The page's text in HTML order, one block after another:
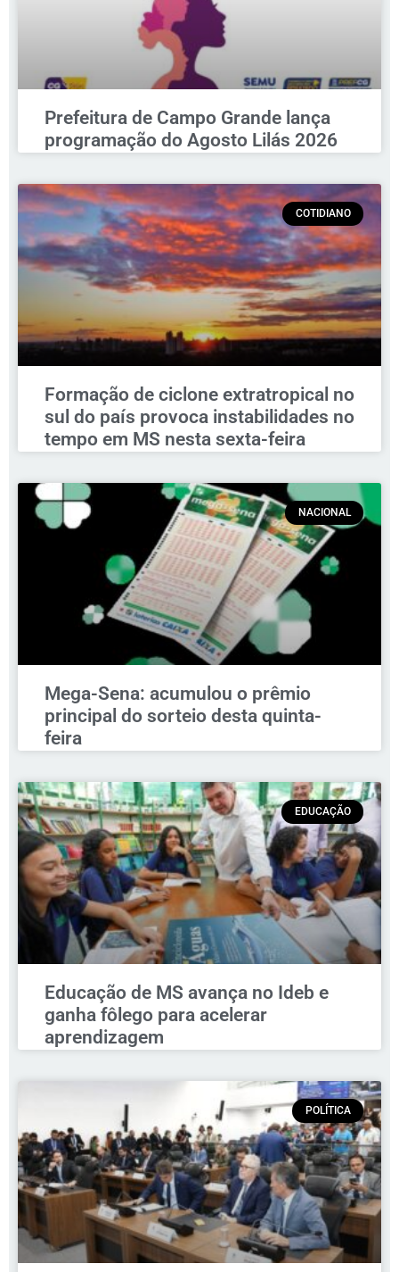
Prefeitura de Campo Grande lança
programação do Agosto Lilás 2026
COTIDIANO
Formação de ciclone extratropical no
sul do país provoca instabilidades no
tempo em MS nesta sexta-feira
NACIONAL
Mega-Sena: acumulou o prêmio
principal do sorteio desta quinta-
feira
EDUCAÇÃO
Educação de MS avança no Ideb e
ganha fôlego para acelerar
aprendizagem
POLÍTICA